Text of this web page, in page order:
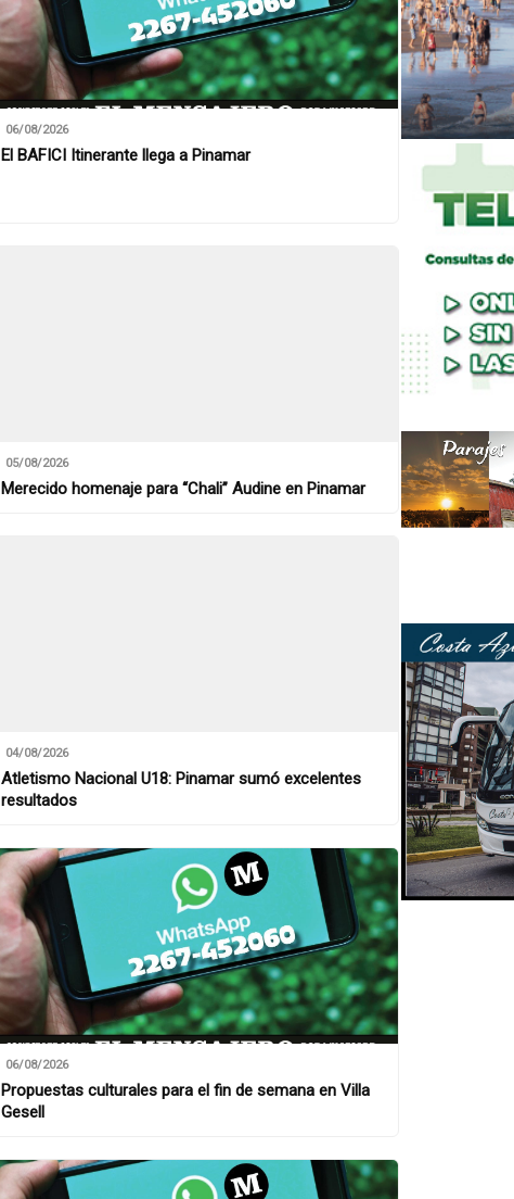
06/08/2026
El BAFICI Itinerante llega a Pinamar
05/08/2026
Merecido homenaje para “Chali” Audine en Pinamar
04/08/2026
Atletismo Nacional U18: Pinamar sumó excelentes
resultados
06/08/2026
Propuestas culturales para el fin de semana en Villa
Gesell